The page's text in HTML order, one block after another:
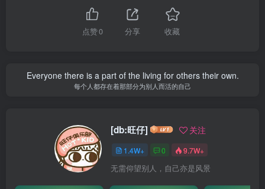
点赞0 分享 收藏
Everyone there is a part of the living for others their own.
每个人都存在着那部分为别人而活的自己
[db:旺仔] 关注
1.4W+ 0 9.7W+
无需仰望别人，自己亦是风景